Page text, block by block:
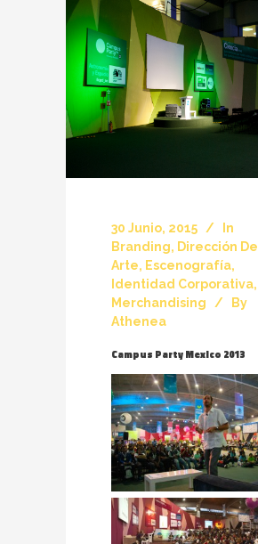
30 Junio, 2015
In
Branding, Dirección De
Arte, Escenografía,
Identidad Corporativa,
Merchandising
By
Athenea
Campus Party Mexico 2013